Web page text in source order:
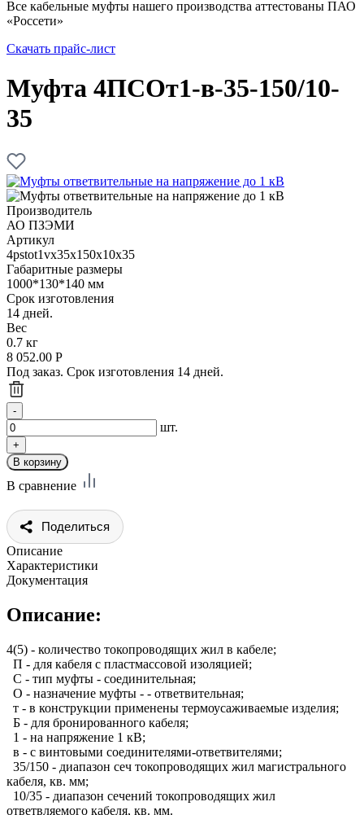
Все кабельные муфты нашего производства аттестованы ПАО
«Россети»
Скачать прайс-лист
Муфта 4ПСОт1-в-35-150/10-
35
Производитель
АО ПЗЭМИ
Артикул
4pstot1vx35x150x10x35
Габаритные размеры
1000*130*140 мм
Срок изготовления
14 дней.
Вес
0.7 кг
8 052.00 Р
Под заказ. Срок изготовления 14 дней.
шт.
В сравнение
Поделиться
Описание
Характеристики
Документация
Описание:
4(5) - количество токопроводящих жил в кабеле;
П - для кабеля с пластмассовой изоляцией;
С - тип муфты - соединительная;
О - назначение муфты - - ответвительная;
т - в конструкции применены термоусаживаемые изделия;
Б - для бронированного кабеля;
1 - на напряжение 1 кВ;
в - с винтовыми соединителями-ответвителями;
35/150 - диапазон сеч токопроводящих жил магистрального
кабеля, кв. мм;
10/35 - диапазон сечений токопроводящих жил
ответвляемого кабеля, кв. мм.